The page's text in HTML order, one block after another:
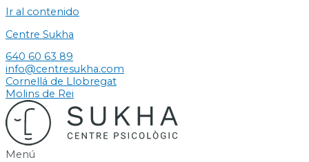
Ir al contenido
Centre Sukha
640 60 63 89
info@centresukha.com
Cornellá de Llobregat
Molins de Rei
Menú